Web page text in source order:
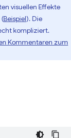
visuellen Effekte
Beispiel). Die
kompliziert.
Kommentaren zum